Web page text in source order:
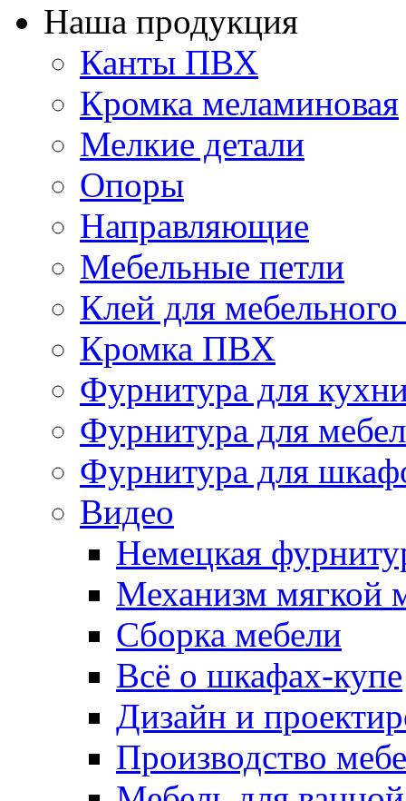
Наша продукция
Канты ПВХ
Кромка меламиновая
Мелкие детали
Опоры
Направляющие
Мебельные петли
Клей для мебельного
Кромка ПВХ
Фурнитура для
Фурнитура для
Фурнитура для
Видео
Немецкая
Механизм мягкой
Сборка мебели
Всё о шкафах-купе
Дизайн и
Производство